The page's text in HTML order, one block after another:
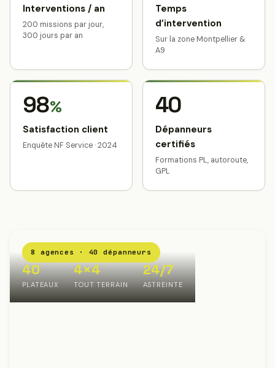
Interventions / an
200 missions par jour,
300 jours par an
Temps
d’intervention
Sur la zone Montpellier &
A9
98%
Satisfaction client
Enquête NF Service · 2024
40
Dépanneurs
certifiés
Formations PL, autoroute,
GPL
8 agences · 40 dépanneurs
40
PLATEAUX
4×4
TOUT TERRAIN
24/7
ASTREINTE